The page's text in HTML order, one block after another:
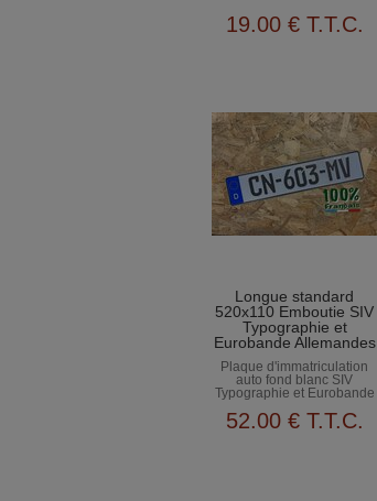
19.00 € T.T.C.
Longue standard
520x110 Emboutie SIV
Typographie et
Eurobande Allemandes
Plaque d'immatriculation
auto fond blanc SIV
Typographie et Eurobande
52.00 € T.T.C.